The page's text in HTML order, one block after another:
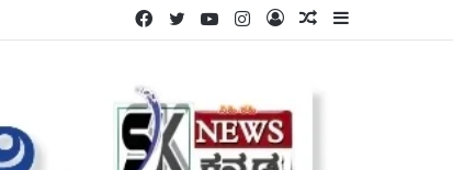
Sidebar
Random
Log
Instagram
YouTube
Twitter
Facebook